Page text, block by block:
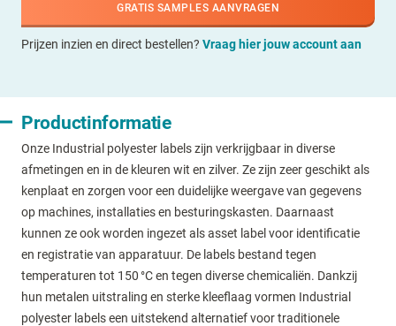
GRATIS SAMPLES AANVRAGEN
Prijzen inzien en direct bestellen? Vraag hier jouw account aan
Productinformatie
Onze Industrial polyester labels zijn verkrijgbaar in diverse
afmetingen en in de kleuren wit en zilver. Ze zijn zeer geschikt als
kenplaat en zorgen voor een duidelijke weergave van gegevens
op machines, installaties en besturingskasten. Daarnaast
kunnen ze ook worden ingezet als asset label voor identificatie
en registratie van apparatuur. De labels bestand tegen
temperaturen tot 150 °C en tegen diverse chemicaliën. Dankzij
hun metalen uitstraling en sterke kleeflaag vormen Industrial
polyester labels een uitstekend alternatief voor traditionele